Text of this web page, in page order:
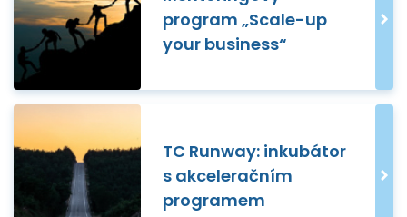
program „Scale-up
your business“
TC Runway: inkubátor
s akceleračním
programem